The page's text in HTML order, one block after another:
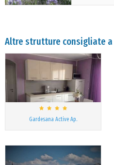
Altre strutture consigliate a
Gardesana Active Ap.